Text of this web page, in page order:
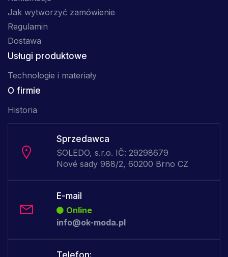
Jak wytworzyć zamówienie
Regulamin
Dostawa
Usługi produktowe
Technologie i materiały
O firmie
Historia
Sprzedawca
SOLEDO, s.r.o. IČ: 29298679
Nové sady 988/2, 60200 Brno CZ
E-mail
Online
info@ok-moda.pl
Telefon: